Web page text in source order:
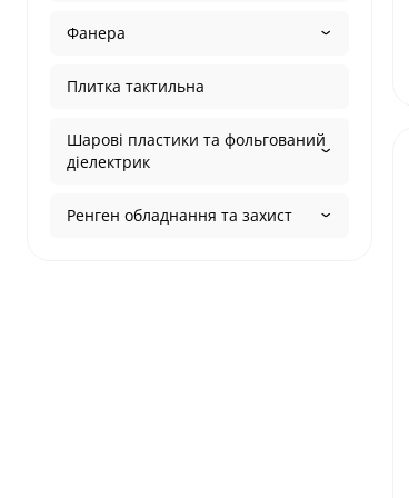
Фанера
Плитка тактильна
Шарові пластики та фольгований
діелектрик
Ренген обладнання та захист